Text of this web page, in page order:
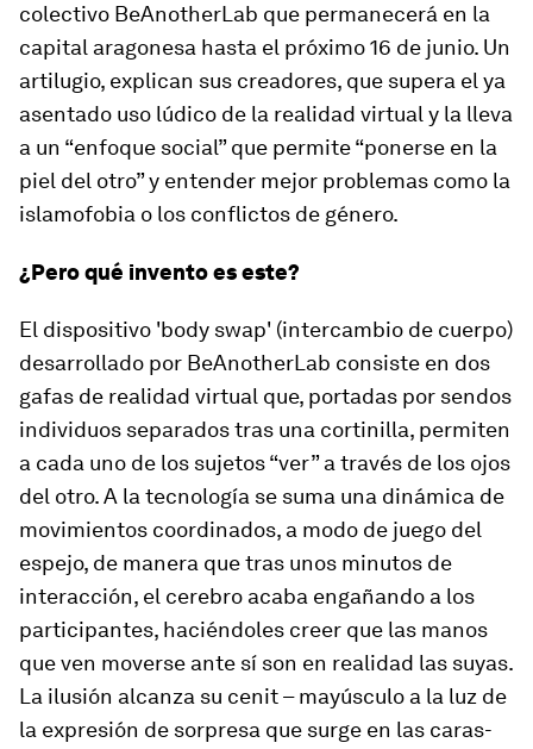
colectivo BeAnotherLab que permanecerá en la
capital aragonesa hasta el próximo 16 de junio. Un
artilugio, explican sus creadores, que supera el ya
asentado uso lúdico de la realidad virtual y la lleva
a un “enfoque social” que permite “ponerse en la
piel del otro” y entender mejor problemas como la
islamofobia o los conflictos de género.
¿Pero qué invento es este?
El dispositivo 'body swap' (intercambio de cuerpo)
desarrollado por BeAnotherLab consiste en dos
gafas de realidad virtual que, portadas por sendos
individuos separados tras una cortinilla, permiten
a cada uno de los sujetos “ver” a través de los ojos
del otro. A la tecnología se suma una dinámica de
movimientos coordinados, a modo de juego del
espejo, de manera que tras unos minutos de
interacción, el cerebro acaba engañando a los
participantes, haciéndoles creer que las manos
que ven moverse ante sí son en realidad las suyas.
La ilusión alcanza su cenit – mayúsculo a la luz de
la expresión de sorpresa que surge en las caras-